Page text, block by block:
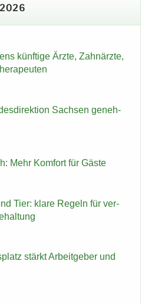
künf­ti­ge Ärzte, Zahn­ärz­te,
Sach­sen ge­neh­
Mehr Kom­fort für Gäste
Tier: klare Re­geln für ver­
stärkt Ar­beit­ge­ber und